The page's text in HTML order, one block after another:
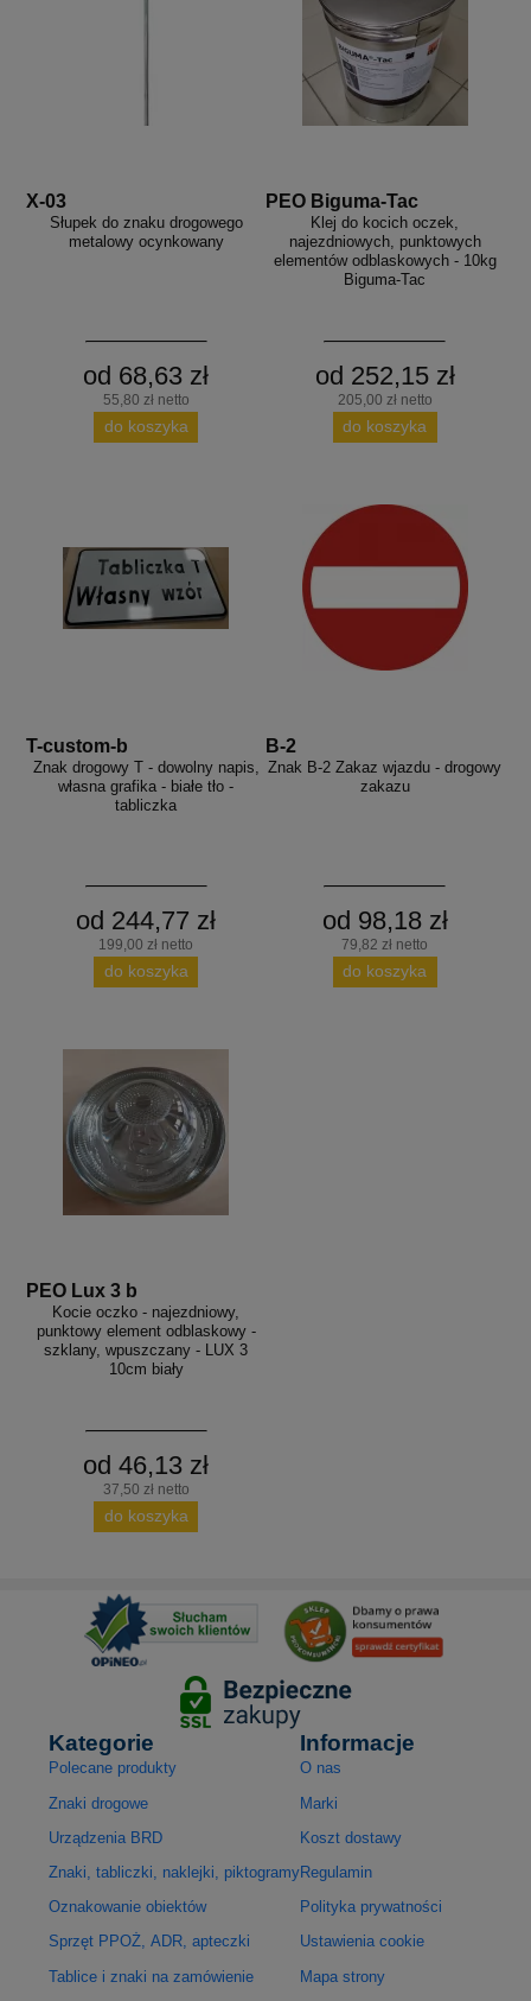
X-03
Słupek do znaku drogowego
metalowy ocynkowany
od 68,63 zł
55,80 zł netto
do koszyka
PEO Biguma-Tac
Klej do kocich oczek,
najezdniowych, punktowych
elementów odblaskowych - 10kg
Biguma-Tac
od 252,15 zł
205,00 zł netto
do koszyka
T-custom-b
Znak drogowy T - dowolny napis,
własna grafika - białe tło -
tabliczka
od 244,77 zł
199,00 zł netto
do koszyka
B-2
Znak B-2 Zakaz wjazdu - drogowy
zakazu
od 98,18 zł
79,82 zł netto
do koszyka
PEO Lux 3 b
Kocie oczko - najezdniowy,
punktowy element odblaskowy -
szklany, wpuszczany - LUX 3
10cm biały
od 46,13 zł
37,50 zł netto
do koszyka
Kategorie
Polecane produkty
Znaki drogowe
Urządzenia BRD
Znaki, tabliczki, naklejki, piktogramy
Oznakowanie obiektów
Sprzęt PPOŻ, ADR, apteczki
Tablice i znaki na zamówienie
Informacje
O nas
Marki
Koszt dostawy
Regulamin
Polityka prywatności
Ustawienia cookie
Mapa strony